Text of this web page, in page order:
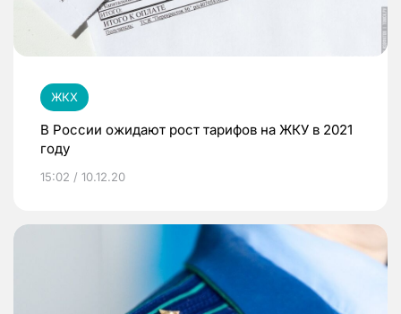
ЖКХ
В России ожидают рост тарифов на ЖКУ в 2021
году
15:02 / 10.12.20